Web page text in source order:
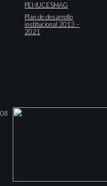
PEI-IUCESMAG
Plan de desarrollo
institucional 2013 –
2021